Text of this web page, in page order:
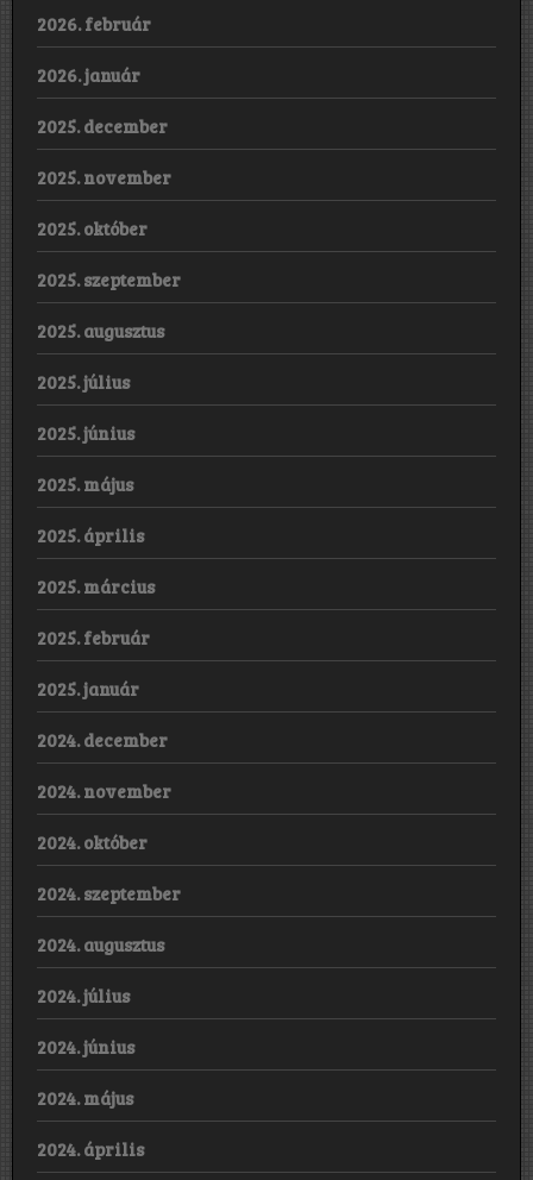
2026. február
2026. január
2025. december
2025. november
2025. október
2025. szeptember
2025. augusztus
2025. július
2025. június
2025. május
2025. április
2025. március
2025. február
2025. január
2024. december
2024. november
2024. október
2024. szeptember
2024. augusztus
2024. július
2024. június
2024. május
2024. április